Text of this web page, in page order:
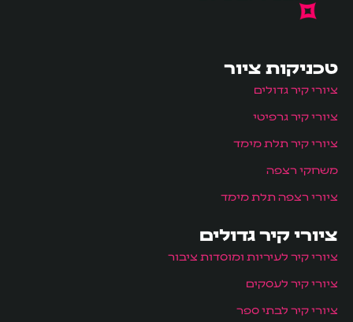
טכניקות ציור
ציורי קיר גדולים
ציורי קיר גרפיטי
ציורי קיר תלת מימד
משחקי רצפה
ציורי רצפה תלת מימד
ציורי קיר גדולים
ציורי קיר לעיריות ומוסדות ציבור
ציורי קיר לעסקים
ציורי קיר לבתי ספר